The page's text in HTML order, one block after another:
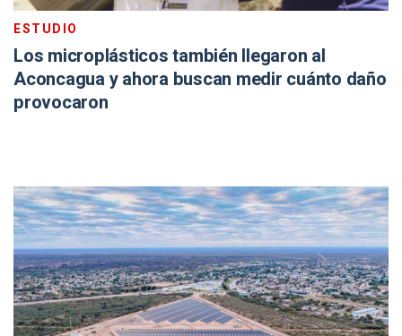
ESTUDIO
Los microplásticos también llegaron al
Aconcagua y ahora buscan medir cuánto daño
provocaron